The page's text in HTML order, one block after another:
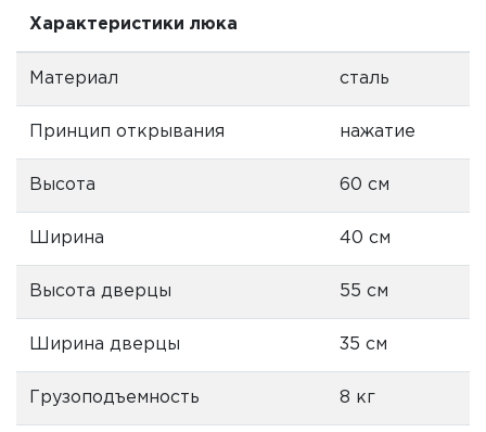
Характеристики люка
Материал сталь
Принцип открывания нажатие
Высота 60 см
Ширина 40 см
Высота дверцы 55 см
Ширина дверцы 35 см
Грузоподъемность 8 кг